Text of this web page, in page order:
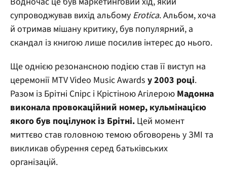
супроводжував вихід альбому Erotica. Альбом, хоча
й отримав мішану критику, був популярний, а
скандал із книгою лише посилив інтерес до нього.
Ще однією резонансною подією став її виступ на
церемонії MTV Video Music Awards у 2003 році.
Разом із Брітні Спірс і Крістіною Агілерою Мадонна
виконала провокаційний номер, кульмінацією
якого був поцілунок із Брітні. Цей момент
миттєво став головною темою обговорень у ЗМІ та
викликав обурення серед батьківських
організацій.